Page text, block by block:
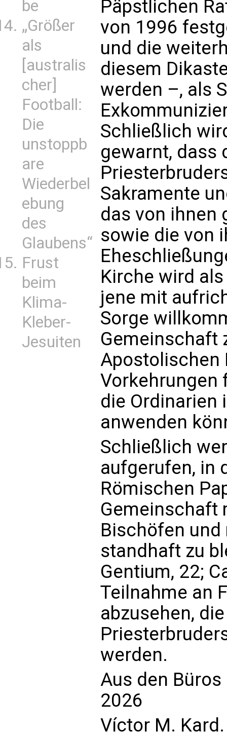
be
„Größer
als
[australis
cher]
Football:
Die
unstoppb
are
Wiederbel
ebung
des
Glaubens“
Frust
beim
Klima-
Kleber-
Jesuiten
Päpstlichen
von 1996
und die
diesem
werden –, als
Schließlich
gewarnt, dass
Sakramente
das von ihnen
sowie die von
Kirche wird
jene mit
Sorge
Gemeinschaft
Apostolischen
Vorkehrungen
die Ordinarien
anwenden
Schließlich
aufgerufen, in
Römischen
Gemeinschaft
Bischöfen
standhaft zu
Gentium, 22;
Teilnahme an
abzusehen,
werden.
Aus den
2026
Víctor M.